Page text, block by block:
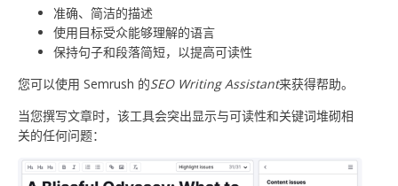
准确、简洁的描述
使用目标受众能够理解的语言
保持句子和段落简短，以提高可读性
您可以使用 Semrush 的SEOWriting Assistant来获得帮助。
当您撰写文章时，该工具会突出显示与可读性和关键词堆砌相
关的任何问题：